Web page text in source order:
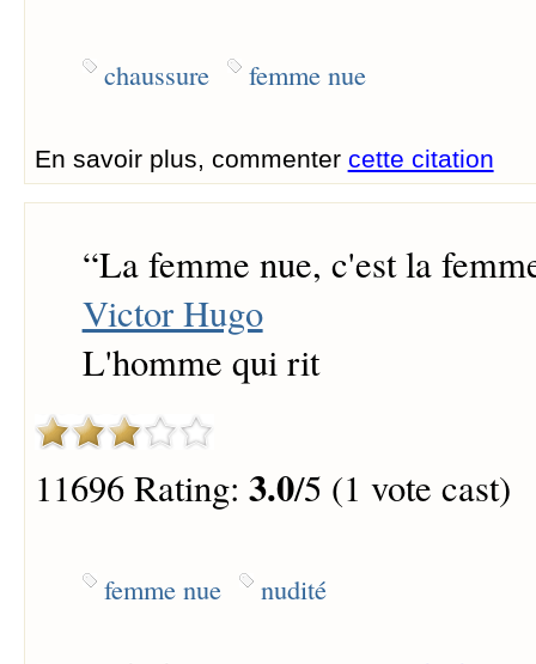
chaussure femme nue
En savoir plus, commenter cette citation
“La femme nue, c'est la
Victor Hugo
L'homme qui rit
11696 Rating: 3.0/5 (1 vote cast)
femme nue nudité